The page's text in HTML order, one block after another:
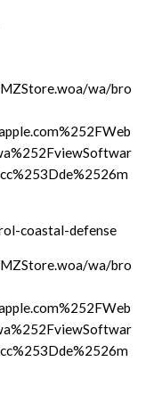
wa/bro
coastal-defense
wa/bro